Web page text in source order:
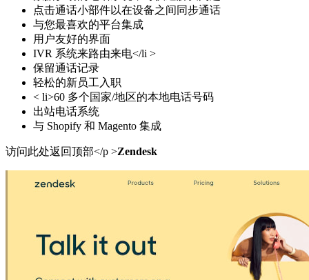
点击通话小部件以在设备之间同步通话
与您最喜欢的平台集成
用户友好的界面
IVR 系统来路由来电</li >
保留通话记录
轻松的新员工入职
< li>60 多个国家/地区的本地电话号码
出站电话系统
与 Shopify 和 Magento 集成
访问此处返回顶部</p >Zendesk